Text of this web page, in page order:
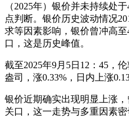
（2025年）银价并未持续处
点判断。银价历史波动情况
求等因素影响，银价曾冲高
口，这是历史峰值。
截至2025年9月5日12：45，
盎司，涨0.33%，日内上涨
银价近期确实出现明显上涨
关口，这一走势与多重因素